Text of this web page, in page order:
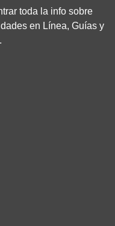
toda la info sobre
en Línea, Guías y